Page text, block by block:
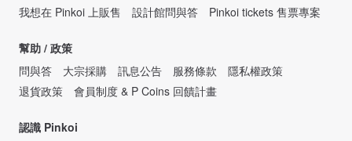
我想在 Pinkoi 上販售
設計館問與答 Pinkoi tickets 售票專案
幫助 / 政策
問與答
大宗採購 訊息公告 服務條款
隱私權政策
退貨政策
會員制度 & P Coins 回饋計畫
認識 Pinkoi